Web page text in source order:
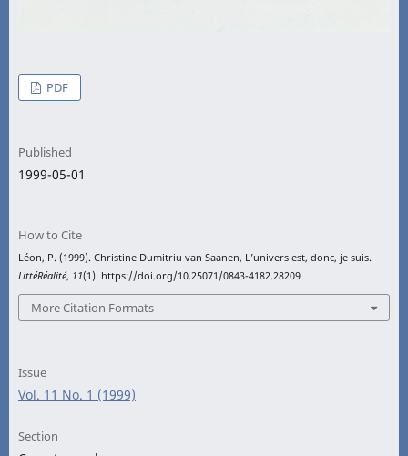
PDF
Published
1999-05-01
How to Cite
Léon, P. (1999). Christine Dumitriu van Saanen, L’univers est, donc, je suis.
LittéRéalité, 11(1). https://doi.org/10.25071/0843-4182.28209
More Citation Formats
Issue
Vol. 11 No. 1 (1999)
Section